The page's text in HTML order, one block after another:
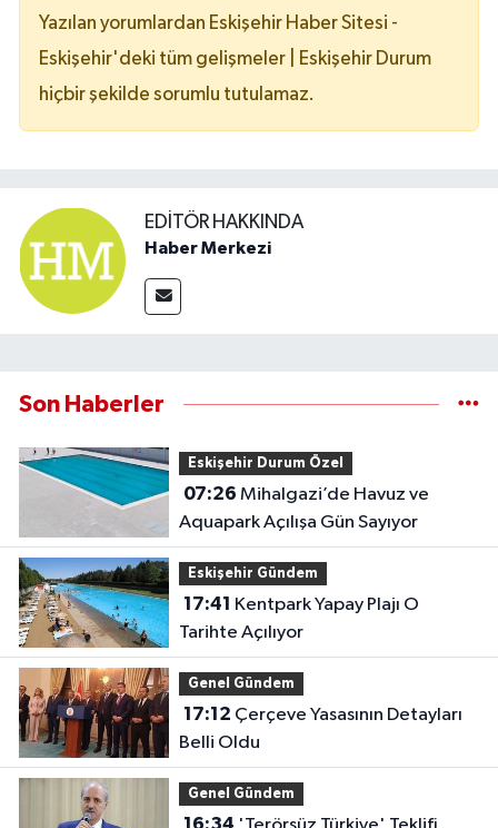
Yazılan yorumlardan Eskişehir Haber Sitesi -
Eskişehir'deki tüm gelişmeler | Eskişehir Durum
hiçbir şekilde sorumlu tutulamaz.
EDITÖR HAKKINDA
Haber Merkezi
Son Haberler
Eskişehir Durum Özel
07:26
Aquapark Açılışa Gün Sayıyor
Eskişehir Gündem
17:41
Tarihte Açılıyor
Genel Gündem
17:12
Belli Oldu
Genel Gündem